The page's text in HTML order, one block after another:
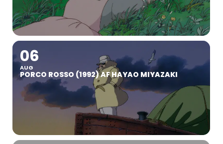
06
AUG
PORCO ROSSO (1992) AF HAYAO MIYAZAKI